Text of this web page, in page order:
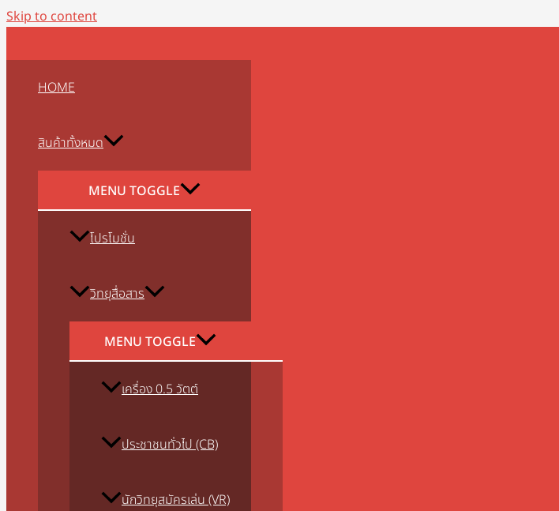
Skip to content
HOME
สินค้าทั้งหมด
MENU TOGGLE
โปรโมชั่น
วิทยุสื่อสาร
MENU TOGGLE
เครื่อง 0.5 วัตต์
ประชาชนทั่วไป (CB)
นักวิทยุสมัครเล่น (VR)